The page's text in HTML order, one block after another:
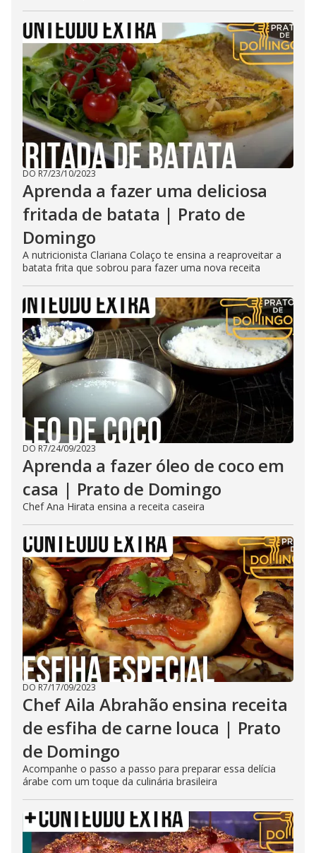
DO R7/23/10/2023
Aprenda a fazer uma deliciosa
fritada de batata | Prato de
Domingo
A nutricionista Clariana Colaço te ensina a reaproveitar a
batata frita que sobrou para fazer uma nova receita
DO R7/24/09/2023
Aprenda a fazer óleo de coco em
casa | Prato de Domingo
Chef Ana Hirata ensina a receita caseira
DO R7/17/09/2023
Chef Aila Abrahão ensina receita
de esfiha de carne louca | Prato
de Domingo
Acompanhe o passo a passo para preparar essa delícia
árabe com um toque da culinária brasileira